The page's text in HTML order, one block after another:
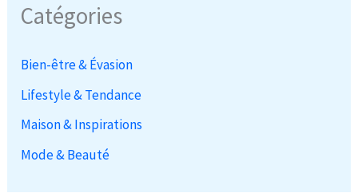
Catégories
Bien-être & Évasion
Lifestyle & Tendance
Maison & Inspirations
Mode & Beauté